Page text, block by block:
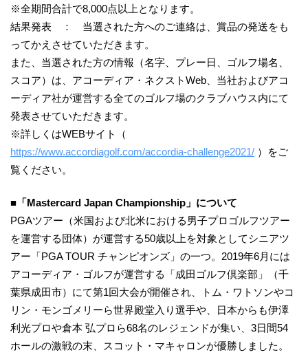
※全期間合計で8,000点以上となります。
結果発表 ： 当選された方へのご連絡は、賞品の発送をも
ってかえさせていただきます。
また、当選された方の情報（名字、プレー日、ゴルフ場名、
スコア）は、アコーディア・ネクストWeb、当社およびアコ
ーディア社が運営する全てのゴルフ場のクラブハウス内にて
発表させていただきます。
※詳しくはWEBサイト（
https://www.accordiagolf.com/accordia-challenge2021/ ）をご
覧ください。
■「Mastercard Japan Championship 」について
PGAツアー（米国および北米における男子プロゴルフツアー
を運営する団体）が運営する50歳以上を対象としてシニアツ
アー「PGA TOUR チャンピオンズ」の一つ。2019年6月には
アコーディア・ゴルフが運営する「成田ゴルフ倶楽部」（千
葉県成田市）にて第1回大会が開催され、トム・ワトソンやコ
リン・モンゴメリーら世界殿堂入り選手や、日本からも伊澤
利光プロや倉本 弘プロら68名のレジェンドが集い、3日間54
ホールの激戦の末、スコット・マキャロンが優勝しました。